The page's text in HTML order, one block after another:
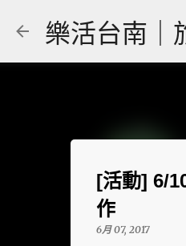
樂活台南｜
[活動] 6/
作
6月 07, 2017